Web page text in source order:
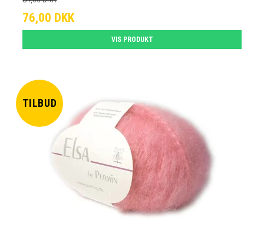
76,00 DKK
VIS PRODUKT
TILBUD